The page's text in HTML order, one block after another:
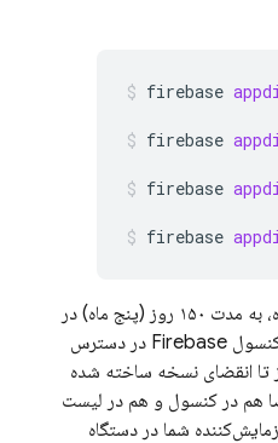
firebase
firebase
firebase
firebase
پس از توزیع نسخه ساخته شده، به مدت ۱۵۰ روز (پنج ماه) در
Firebase در دسترس
هنگامی که ۳۰ روز تا انقضای نسخه ساخته شده
هم در کنسول و هم در لیست
شما در دستگاه